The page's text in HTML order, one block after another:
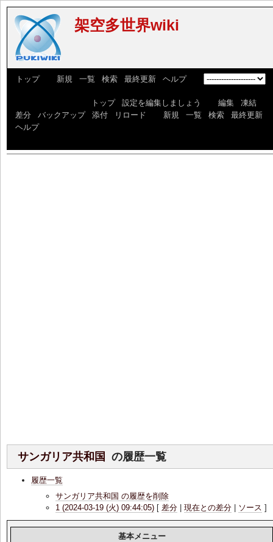
架空多世界wiki
トップ] [ 新規 一覧 検索| 最終更新| ヘルプ] [
トップ| 設定を編集しましょう 編集| 凍結|
差分
バックアップ| 添付| リロード 新規 一覧 検索| 最終更新|
ヘルプ]
サンガリア共和国 の履歴一覧
履歴一覧
サンガリア共和国 の履歴を削除
1 (2024-03-19 (火) 09:44:05)[ 差分| 現在との差分| ソース ]
基本メニュー